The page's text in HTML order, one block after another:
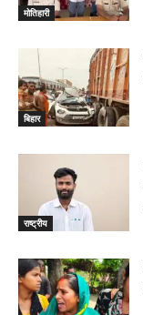
मोतिहारी
बिहार
राष्ट्रीय